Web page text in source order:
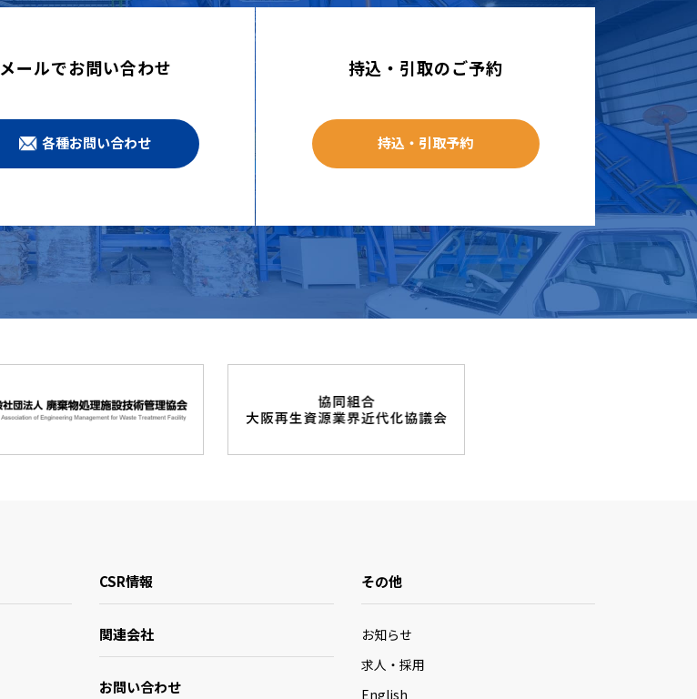
メールでお問い合わせ
各種お問い合わせ
持込・引取のご予約
持込・引取予約
CSR情報
関連会社
お問い合わせ
その他
お知らせ
求人・採用
English